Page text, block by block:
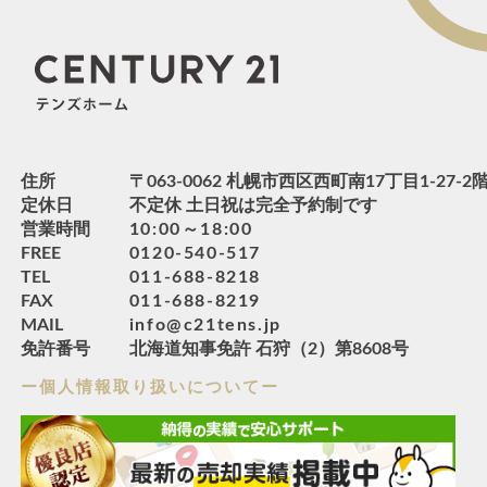
住所
〒063-0062 札幌市西区西町南17丁目1-27-2
定休日
不定休 土日祝は完全予約制です
営業時間
10:00～18:00
FREE
0120-540-517
TEL
011-688-8218
FAX
011-688-8219
MAIL
info@c21tens.jp
免許番号
北海道知事免許 石狩（2）第8608号
ー個人情報取り扱いについてー